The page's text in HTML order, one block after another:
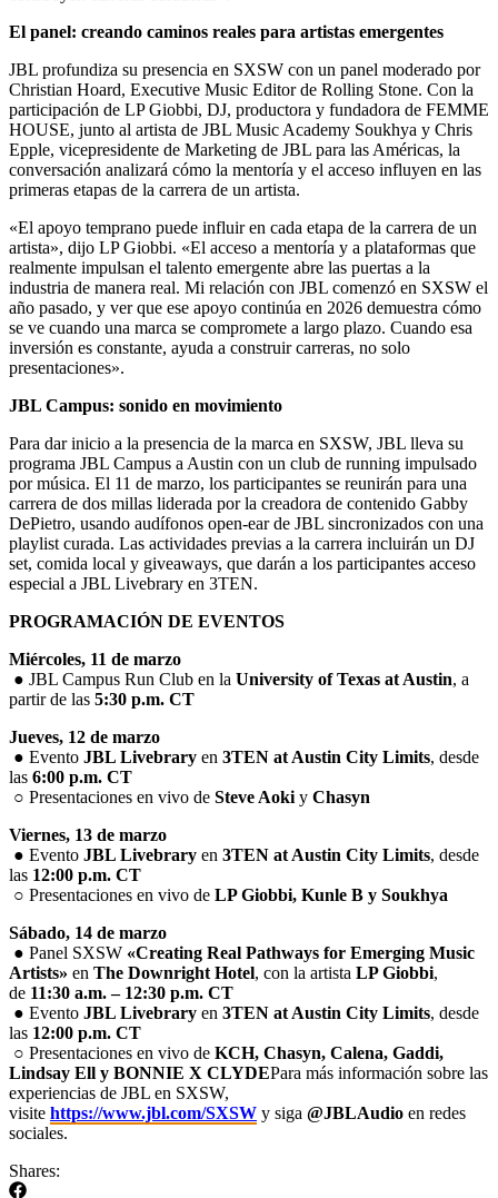
El panel: creando caminos reales para artistas emergentes
JBL profundiza su presencia en SXSW con un panel moderado por
Christian Hoard, Executive Music Editor de Rolling Stone. Con la
participación de LP Giobbi, DJ, productora y fundadora de FEMME
HOUSE, junto al artista de JBL Music Academy Soukhya y Chris
Epple, vicepresidente de Marketing de JBL para las Américas, la
conversación analizará cómo la mentoría y el acceso influyen en las
primeras etapas de la carrera de un artista.
«El apoyo temprano puede influir en cada etapa de la carrera de un
artista», dijo LP Giobbi. «El acceso a mentoría y a plataformas que
realmente impulsan el talento emergente abre las puertas a la
industria de manera real. Mi relación con JBL comenzó en SXSW el
año pasado, y ver que ese apoyo continúa en 2026 demuestra cómo
se ve cuando una marca se compromete a largo plazo. Cuando esa
inversión es constante, ayuda a construir carreras, no solo
presentaciones».
JBL Campus: sonido en movimiento
Para dar inicio a la presencia de la marca en SXSW, JBL lleva su
programa JBL Campus a Austin con un club de running impulsado
por música. El 11 de marzo, los participantes se reunirán para una
carrera de dos millas liderada por la creadora de contenido Gabby
DePietro, usando audífonos open-ear de JBL sincronizados con una
playlist curada. Las actividades previas a la carrera incluirán un DJ
set, comida local y giveaways, que darán a los participantes acceso
especial a JBL Livebrary en 3TEN.
PROGRAMACIÓN DE EVENTOS
Miércoles, 11 de marzo
● JBL Campus Run Club en la University of Texas at Austin, a
partir de las 5:30 p.m. CT
Jueves, 12 de marzo
● Evento JBL Livebrary en 3TEN at Austin City Limits, desde
las 6:00 p.m. CT
○ Presentaciones en vivo de Steve Aoki y Chasyn
Viernes, 13 de marzo
● Evento JBL Livebrary en 3TEN at Austin City Limits, desde
las 12:00 p.m. CT
○ Presentaciones en vivo de LP Giobbi, Kunle B y Soukhya
Sábado, 14 de marzo
● Panel SXSW «Creating Real Pathways for Emerging Music
Artists» en The Downright Hotel, con la artista LP Giobbi,
de 11:30 a.m. – 12:30 p.m. CT
● Evento JBL Livebrary en 3TEN at Austin City Limits, desde
las 12:00 p.m. CT
○ Presentaciones en vivo de KCH, Chasyn, Calena, Gaddi,
Lindsay Ell y BONNIE X CLYDEPara más información sobre las
experiencias de JBL en SXSW,
visite https://www.jbl.com/SXSW y siga @JBLAudio en redes
sociales.
Shares: